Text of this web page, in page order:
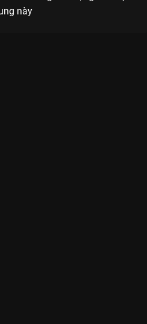
này